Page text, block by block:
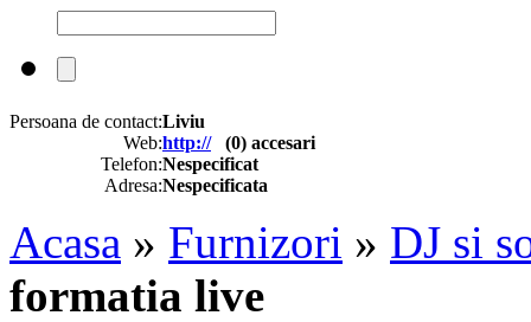
Persoana de contact:Liviu
Web:http:// (0) accesari
Telefon:Nespecificat
Adresa:Nespecificata
Acasa » Furnizori » DJ si
formatia live